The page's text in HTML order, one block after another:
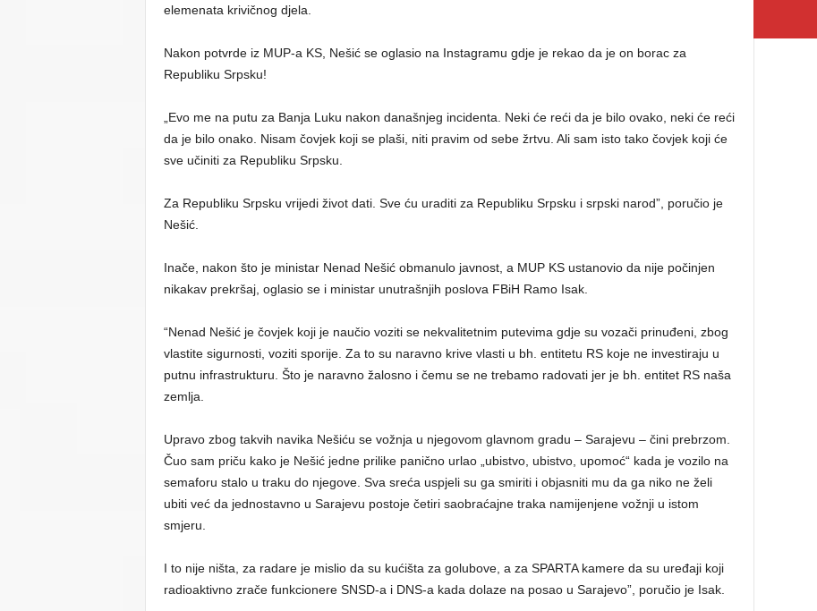
elemenata krivičnog djela.
Nakon potvrde iz MUP-a KS, Nešić se oglasio na Instagramu gdje je rekao da je on borac za
Republiku Srpsku!
„Evo me na putu za Banja Luku nakon današnjeg incidenta. Neki će reći da je bilo ovako, neki će reći
da je bilo onako. Nisam čovjek koji se plaši, niti pravim od sebe žrtvu. Ali sam isto tako čovjek koji će
sve učiniti za Republiku Srpsku.
Za Republiku Srpsku vrijedi život dati. Sve ću uraditi za Republiku Srpsku i srpski narod”, poručio je
Nešić.
Inače, nakon što je ministar Nenad Nešić obmanulo javnost, a MUP KS ustanovio da nije počinjen
nikakav prekršaj, oglasio se i ministar unutrašnjih poslova FBiH Ramo Isak.
“Nenad Nešić je čovjek koji je naučio voziti se nekvalitetnim putevima gdje su vozači prinuđeni, zbog
vlastite sigurnosti, voziti sporije. Za to su naravno krive vlasti u bh. entitetu RS koje ne investiraju u
putnu infrastrukturu. Što je naravno žalosno i čemu se ne trebamo radovati jer je bh. entitet RS naša
zemlja.
Upravo zbog takvih navika Nešiću se vožnja u njegovom glavnom gradu – Sarajevu – čini prebrzom.
Čuo sam priču kako je Nešić jedne prilike panično urlao „ubistvo, ubistvo, upomoć“ kada je vozilo na
semaforu stalo u traku do njegove. Sva sreća uspjeli su ga smiriti i objasniti mu da ga niko ne želi
ubiti već da jednostavno u Sarajevu postoje četiri saobraćajne traka namijenjene vožnji u istom
smjeru.
I to nije ništa, za radare je mislio da su kućišta za golubove, a za SPARTA kamere da su uređaji koji
radioaktivno zrače funkcionere SNSD-a i DNS-a kada dolaze na posao u Sarajevo”, poručio je Isak.